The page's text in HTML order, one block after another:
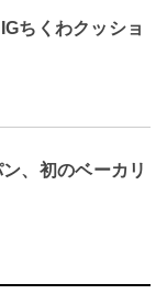
ちくわクッショ
、初のベーカリ